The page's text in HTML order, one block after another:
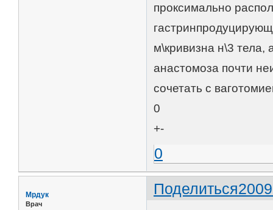
проксимально
м\кривизна н\3 тела,
анастомоза почти
сочетать с
0
+-
0
Поделиться
Мрдук
Врач